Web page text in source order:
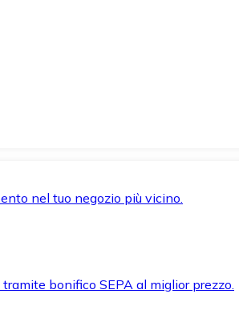
nel tuo negozio più vicino.
bonifico SEPA al miglior prezzo.